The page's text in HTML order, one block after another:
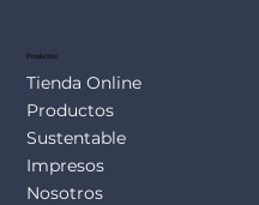
Productos
Tienda Online
Productos
Sustentable
Impresos
Nosotros